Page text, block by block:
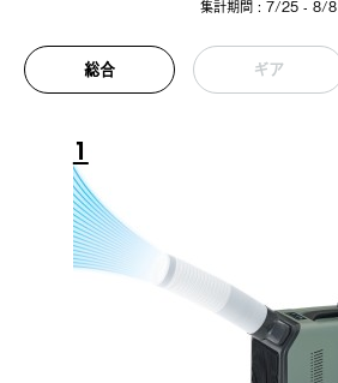
集計期間 : 7/25 - 8/8
総合 ギア
1